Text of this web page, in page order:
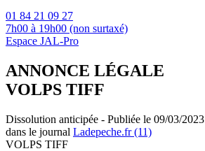
01 84 21 09 27
7h00 à 19h00 (non surtaxé)
Espace JAL-Pro
ANNONCE LÉGALE
VOLPS TIFF
Dissolution anticipée - Publiée le 09/03/2023
dans le journal Ladepeche.fr (11)
VOLPS TIFF